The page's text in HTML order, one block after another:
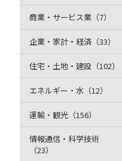
商業・サービス業（7）
企業・家計・経済（33）
住宅・土地・建設（102）
エネルギー・水（12）
運輸・観光（156）
情報通信・科学技術
（23）